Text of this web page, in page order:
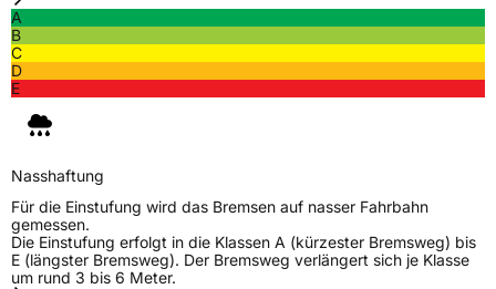
SchlauchtypTL
ZustandNeureifen
Verstärkt
EU Label
EffizienzC
A
B
C
D
E
Nasshaftung
Für die Einstufung wird das Bremsen auf nasser Fahrbahn
gemessen.
Die Einstufung erfolgt in die Klassen A (kürzester Bremsweg) bis
E (längster Bremsweg). Der Bremsweg verlängert sich je Klasse
um rund 3 bis 6 Meter.